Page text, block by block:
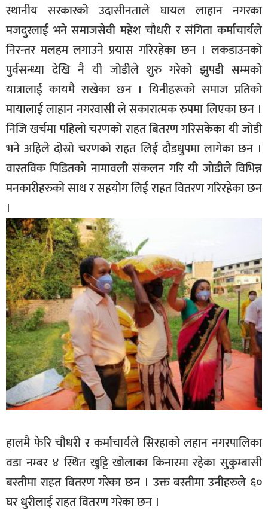
अन्य
समाज
शिक्षा
विचार
स्वास्थ्य
स्थानीय सरकारको उदासीनताले घायल लाहान नगरका
मजदुरलाई भने समाजसेवी महेश चौधरी र संगिता कर्माचार्यले
निरन्तर मलहम लगाउने प्रयास गरिरहेका छन । लकडाउनको
पुर्वसन्ध्या देखि नै यी जोडीले शुरु गरेको झुपडी सम्मको
यात्रालाई कायमै राखेका छन । यिनीहरूको समाज प्रतिको
मायालाई लाहान नगरवासी ले सकारात्मक रुपमा लिएका छन ।
निजि खर्चमा पहिलो चरणको राहत बितरण गरिसकेका यी जोडी
भने अहिले दोस्रो चरणको राहत लिई दौडधुपमा लागेका छन ।
वास्तविक पिडितको नामावली संकलन गरि यी जोडीले विभिन्न
मनकारीहरुको साथ र सहयोग लिई राहत वितरण गरिरहेका छन
।
हालमै फेरि चौधरी र कर्माचार्यले सिरहाको लहान नगरपालिका
वडा नम्बर ४ स्थित खुट्टि खोलाका किनारमा रहेका सुकुम्बासी
बस्तीमा राहत बितरण गरेका छन । उक्त बस्तीमा उनीहरुले ६०
घर धुरीलाई राहत वितरण गरेका छन ।